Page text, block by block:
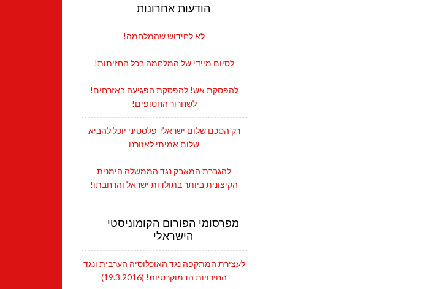
הודעות אחרונות
לא לחידוש שהמלחמה!
לסיום מיידי של המלחמה בכל החזיתות!
להפסקת אש! להפסקת הפגיעה באזרחים!
לשחרור החטופים!
רק הסכם שלום ישראלי-פלסטיני יוכל להביא
שלום אמיתי לאזורנו
להגברת המאבק נגד הממשלה הימנית
הקיצונית ביותר בתולדות ישראל והרחבתו!
מפרסומי הפורום הקומוניסטי
הישראלי
לעצירת המתקפה נגד האוכלוסיה הערבית ונגד
החירויות הדמוקרטיות! (19.3.2016)